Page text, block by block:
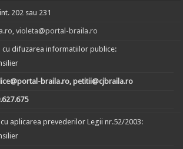
202 sau 231
,violeta@portal-braila.ro
cu difuzarea informatiilor publice:
braila.ro, petitii@cjbraila.ro
aplicarea prevederilor Legii nr.52/2003: